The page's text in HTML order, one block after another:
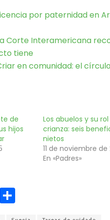
por paternidad en
Corte Interamericana
tiene
en comunidad: el
de
hijos
Los abuelos y su
crianza: seis
nietos
11 de noviembre de
En «Padres»
E